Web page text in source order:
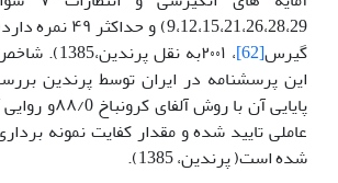
گیرس[62]
، ۲۰۰۱به نقل
این پرسشنامه در ایران توسط پرندین
پایایی آن با
شده است( پرندین، 1385).